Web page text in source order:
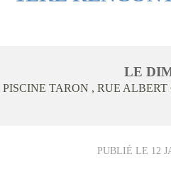
LE
PISCINE TARON , RUE ALBERT
PUBLIÉ LE 12